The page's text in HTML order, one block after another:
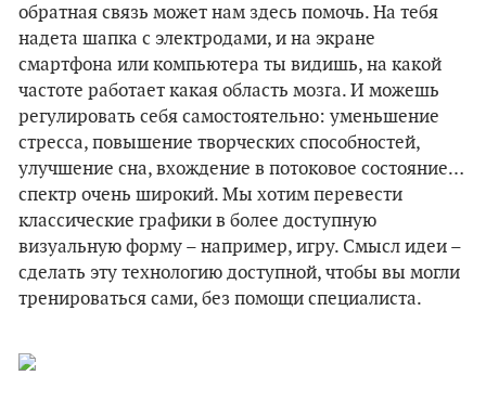
обратная связь может нам здесь помочь. На тебя
надета шапка с электродами, и на экране
смартфона или компьютера ты видишь, на какой
частоте работает какая область мозга. И можешь
регулировать себя самостоятельно: уменьшение
стресса, повышение творческих способностей,
улучшение сна, вхождение в потоковое состояние…
спектр очень широкий. Мы хотим перевести
классические графики в более доступную
визуальную форму – например, игру. Смысл идеи –
сделать эту технологию доступной, чтобы вы могли
тренироваться сами, без помощи специалиста.